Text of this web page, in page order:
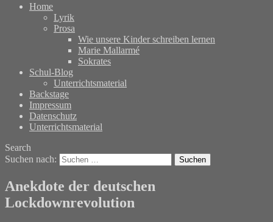
Home
Lyrik
Prosa
Wie unsere Kinder schreiben lernen
Marie Mallarmé
Sokrates
Schul-Blog
Unterrichtsmaterial
Backstage
Impressum
Datenschutz
Unterrichtsmaterial
Search
Suchen nach:
Anekdote der deutschen
Lockdownrevolution